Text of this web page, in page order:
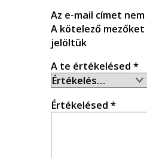
Az e-mail címet
A kötelező mezőket
jelöltük
A te értékelésed *
Értékelésed *